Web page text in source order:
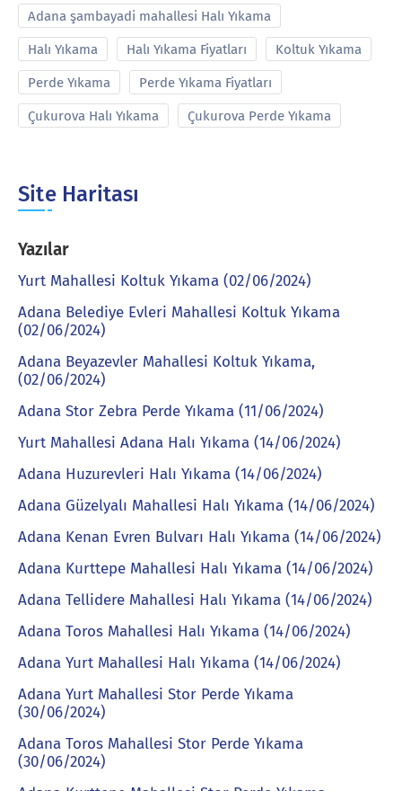
Adana şambayadi mahallesi Halı Yıkama
Halı Yıkama Halı Yıkama Fiyatları Koltuk Yıkama
Perde Yıkama Perde Yıkama Fiyatları
Çukurova Halı Yıkama Çukurova Perde Yıkama
Site Haritası
Yazılar
Yurt Mahallesi Koltuk Yıkama (02/06/2024)
Adana Belediye Evleri Mahallesi Koltuk Yıkama
(02/06/2024)
Adana Beyazevler Mahallesi Koltuk Yıkama,
(02/06/2024)
Adana Stor Zebra Perde Yıkama (11/06/2024)
Yurt Mahallesi Adana Halı Yıkama (14/06/2024)
Adana Huzurevleri Halı Yıkama (14/06/2024)
Adana Güzelyalı Mahallesi Halı Yıkama (14/06/2024)
Adana Kenan Evren Bulvarı Halı Yıkama (14/06/2024)
Adana Kurttepe Mahallesi Halı Yıkama (14/06/2024)
Adana Tellidere Mahallesi Halı Yıkama (14/06/2024)
Adana Toros Mahallesi Halı Yıkama (14/06/2024)
Adana Yurt Mahallesi Halı Yıkama (14/06/2024)
Adana Yurt Mahallesi Stor Perde Yıkama
(30/06/2024)
Adana Toros Mahallesi Stor Perde Yıkama
(30/06/2024)